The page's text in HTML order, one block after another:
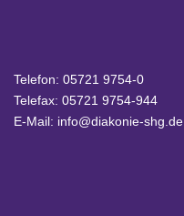
Telefon: 05721 9754-0
Telefax: 05721 9754-944
E-Mail: info@diakonie-shg.de